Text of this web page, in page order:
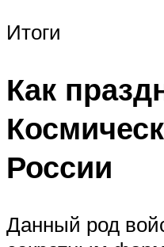
Итоги
Как
России
Данный род